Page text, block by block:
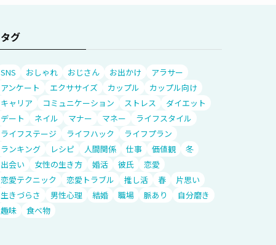
タグ
SNS おしゃれ おじさん お出かけ
アラサー
アンケート
エクササイズ カップル
カップル向け
キャリア
コミュニケーション ストレス
ダイエット
デート
ネイル マナー マネー
ライフスタイル
ライフステージ
ライフハック
ライフプラン
ランキング
レシピ 人間関係 仕事 価値観
冬
出会い
女性の生き方 婚活 彼氏
恋愛
恋愛テクニック
恋愛トラブル 推し活 春
片思い
生きづらさ
男性心理 結婚 職場 脈あり
自分磨き
趣味
食べ物